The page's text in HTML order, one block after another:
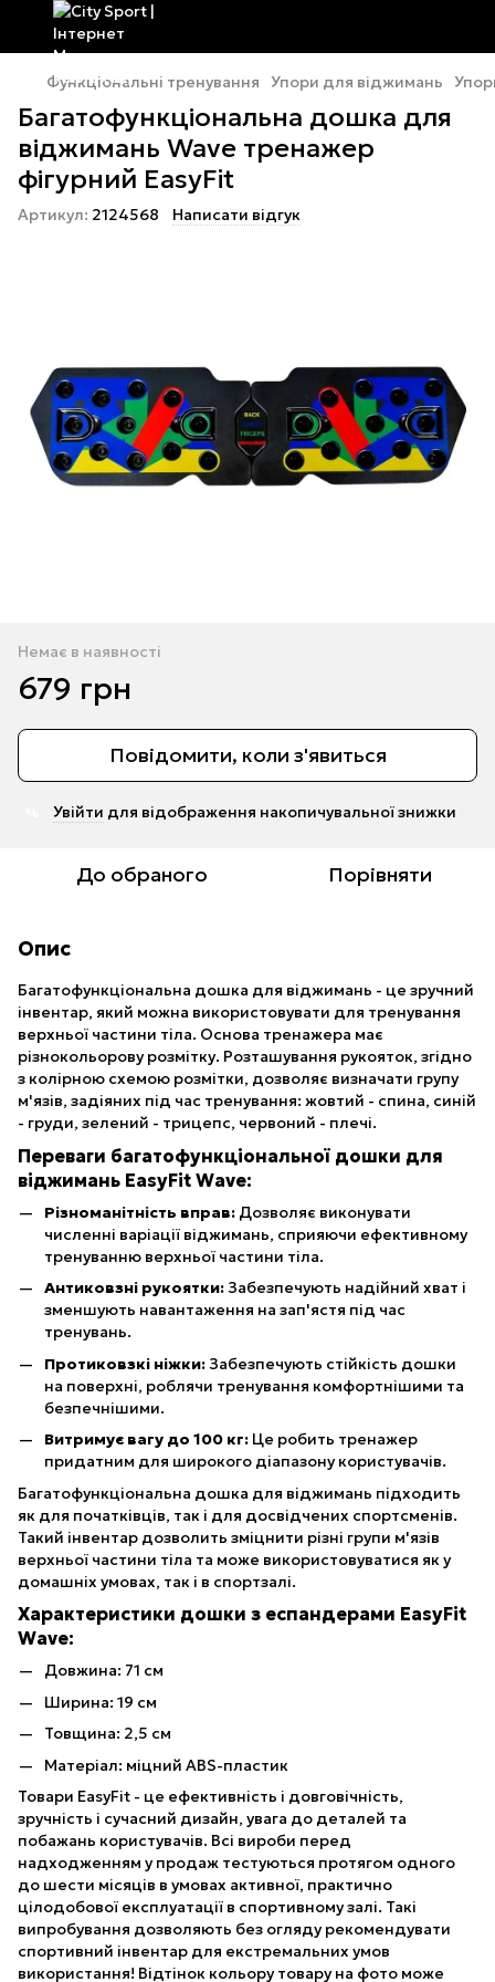
Функціональні тренування Упори для віджимань
Багатофункціональна дошка для
віджимань Wave тренажер
фігурний EasyFit
Артикул: 2124568 Написати відгук
Немає в наявності
679 грн
Повідомити, коли з'явиться
Увійти для відображення накопичувальної знижки
До обраного Порівняти
Опис
Багатофункціональна дошка для віджимань - це зручний
інвентар, який можна використовувати для тренування
верхньої частини тіла. Основа тренажера має
різнокольорову розмітку. Розташування рукояток, згідно
з колірною схемою розмітки, дозволяє визначати групу
м'язів, задіяних під час тренування: жовтий - спина, синій
- груди, зелений - трицепс, червоний - плечі.
Переваги багатофункціональної дошки для
віджимань EasyFit Wave:
Різноманітність вправ: Дозволяє виконувати
численні варіації віджимань, сприяючи ефективному
тренуванню верхньої частини тіла.
Антиковзні рукоятки: Забезпечують надійний хват і
зменшують навантаження на зап'ястя під час
тренувань.
Протиковзкі ніжки: Забезпечують стійкість дошки
на поверхні, роблячи тренування комфортнішими та
безпечнішими.
Витримує вагу до 100 кг: Це робить тренажер
придатним для широкого діапазону користувачів.
Багатофункціональна дошка для віджимань підходить
як для початківців, так і для досвідчених спортсменів.
Такий інвентар дозволить зміцнити різні групи м'язів
верхньої частини тіла та може використовуватися як у
домашніх умовах, так і в спортзалі.
Характеристики дошки з еспандерами EasyFit
Wave:
Довжина: 71 см
Ширина: 19 см
Товщина: 2,5 см
Матеріал: міцний ABS-пластик
Товари EasyFit - це ефективність і довговічність,
зручність і сучасний дизайн, увага до деталей та
побажань користувачів. Всі вироби перед
надходженням у продаж тестуються протягом одного
до шести місяців в умовах активної, практично
цілодобової експлуатації в спортивному залі. Такі
випробування дозволяють без огляду рекомендувати
спортивний інвентар для екстремальних умов
використання! Відтінок кольору товару на фото може